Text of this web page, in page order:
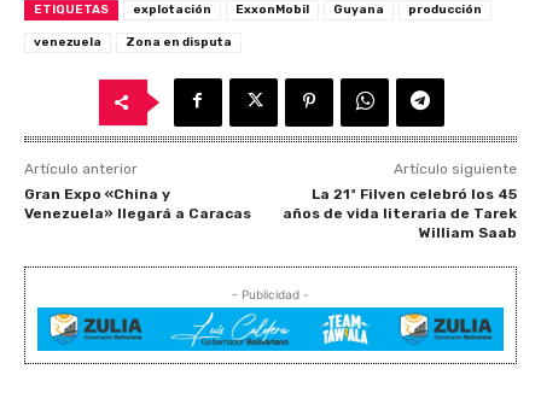
ETIQUETAS explotación ExxonMobil Guyana producción
venezuela Zona en disputa
Artículo anterior
Gran Expo «China y
Venezuela» llegará a Caracas
Artículo siguiente
La 21ª Filven celebró los 45
años de vida literaria de Tarek
William Saab
- Publicidad -